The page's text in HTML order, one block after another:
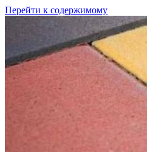
Перейти к содержимому